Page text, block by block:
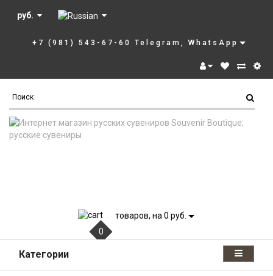
руб.
+7 (981) 543-67-60 Telegram, WhatsApp
0
товаров, на 0 руб.
Категории